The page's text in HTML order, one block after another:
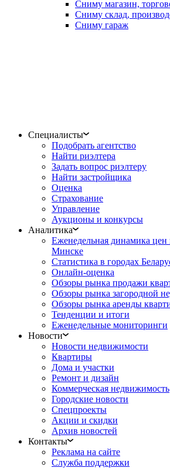
Сниму магазин,
Сниму склад,
Сниму гараж
Специалисты
Подобрать агентство
Найти риэлтера
Задать вопрос риэлтеру
Найти застройщика
Оценка
Страхование
Управление
Аукционы и конкурсы
Аналитика
Еженедельная динамика цен
Минске
Статистика в городах
Онлайн-оценка
Обзоры рынка продажи
Обзоры рынка загородной
Обзоры рынка аренды
Тенденции и итоги
Еженедельные мониторинги
Новости
Новости недвижимости
Квартиры
Дома и участки
Ремонт и дизайн
Коммерческая недвижимость
Городские новости
Спецпроекты
Акции и скидки
Архив новостей
Контакты
Реклама на сайте
Служба поддержки